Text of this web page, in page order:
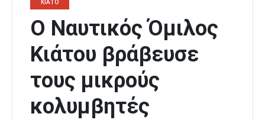
ΚΙΑΤΟ
Ο Ναυτικός Όμιλος
Κιάτου βράβευσε
τους μικρούς
κολυμβητές